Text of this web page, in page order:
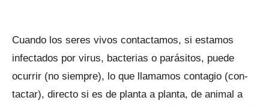
Cuando los seres vivos contactamos, si estamos
infectados por virus, bacterias o parásitos, puede
ocurrir (no siempre), lo que llamamos contagio (con-
tactar), directo si es de planta a planta, de animal a